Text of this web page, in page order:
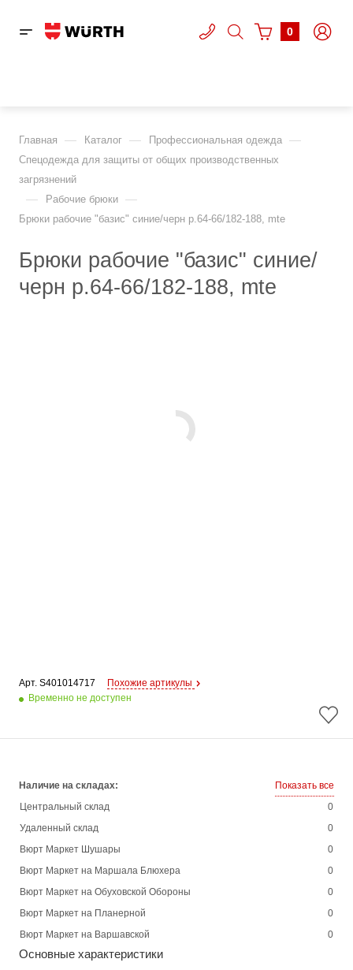
0
Главная — Каталог — Профессиональная одежда —
Спецодежда для защиты от общих производственных
загрязнений
— Рабочие брюки —
Брюки рабочие "базис" синие/черн р.64-66/182-188, mte
Брюки рабочие "базис" синие/
черн р.64-66/182-188, mte
Арт. S401014717
Похожие артикулы
Временно не доступен
Наличие на складах:
Показать все
Центральный склад
0
Удаленный склад
0
Вюрт Маркет Шушары
0
Вюрт Маркет на Маршала Блюхера
0
Вюрт Маркет на Обуховской Обороны
0
Вюрт Маркет на Планерной
0
Вюрт Маркет на Варшавской
0
Основные характеристики